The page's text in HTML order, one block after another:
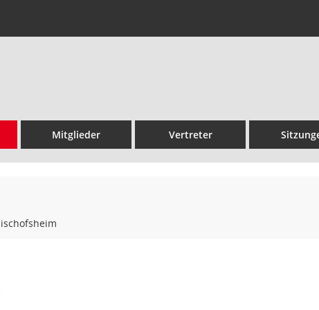
Mitglieder Vertreter